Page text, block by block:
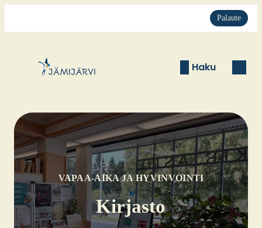
Palaute
Haku
VAPAA-AIKA JA HYVINVOINTI
Kir­jas­to